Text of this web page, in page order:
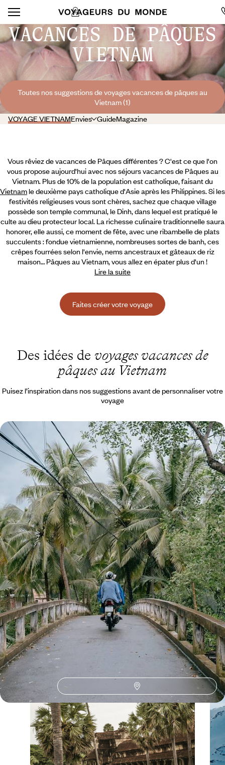
VACANCES DE PÂQUES
VIETNAM
Toutes nos suggestions de voyages vacances de pâques au
Vietnam (1)
VOYAGE VIETNAMEnvies GuideMagazine
Vous rêviez de vacances de Pâques différentes ? C'est ce que l'on
vous propose aujourd'hui avec nos séjours vacances de Pâques au
Vietnam. Plus de 10% de la population est catholique, faisant du
Vietnamle deuxième pays catholique d'Asie après les Philippines. Si les
festivités religieuses vous sont chères, sachez que chaque village
possède son temple communal, le Dinh, dans lequel est pratiqué le
culte au dieu protecteur local. La richesse culinaire traditionnelle saura
honorer, elle aussi, ce moment de fête,avec une ribambelle de plats
succulents : fondue vietnamienne, nombreuses sortes de banh, ces
crêpes fourrées selon l'envie, nems ancestraux et gâteaux de riz
maison… Pâques au Vietnam, vous allez en épater plus d'un !
Lire la suite
Faites créer votre voyage
Des idées de voyages vacances de
pâques au Vietnam
Puisez l’inspiration dans nos suggestions avant de personnaliser votre
voyage
Du Nord au Sud - Premier voyage au Vietnam
De Hanoï à Hô Chi Minh-Ville, un itinéraire complet au fil de certains
des plus beaux sites du pays
12 jours, de 3900 à 4700 €
Toutes nos suggestions de voyages vacances de pâques au
Vietnam (1)
Le Vietnam selonvos envies
Parce que chaque voyageur est différent